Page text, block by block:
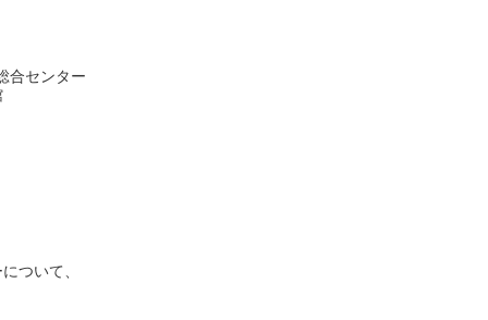
合センター
館
ついて、